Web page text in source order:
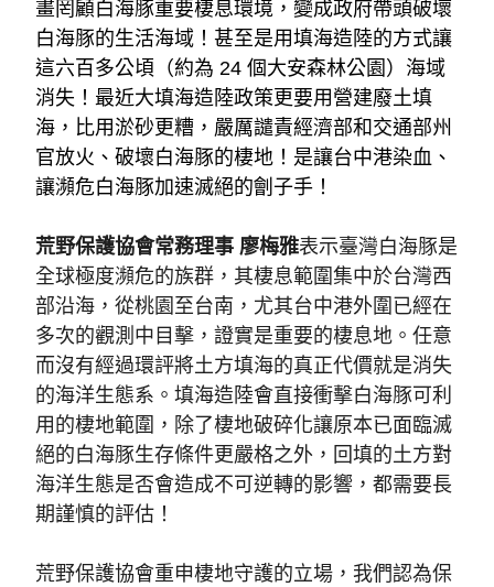
畫罔顧白海豚重要棲息環境，變成政府帶頭破壞
白海豚的生活海域！甚至是用填海造陸的方式讓
這六百多公頃（約為 24 個大安森林公園）海域
消失！最近大填海造陸政策更要用營建廢土填
海，比用淤砂更糟，嚴厲譴責經濟部和交通部州
官放火、破壞白海豚的棲地！是讓台中港染血、
讓瀕危白海豚加速滅絕的劊子手！
荒野保護協會常務理事 廖梅雅表示臺灣白海豚是
全球極度瀕危的族群，其棲息範圍集中於台灣西
部沿海，從桃園至台南，尤其台中港外圍已經在
多次的觀測中目擊，證實是重要的棲息地。任意
而沒有經過環評將土方填海的真正代價就是消失
的海洋生態系。填海造陸會直接衝擊白海豚可利
用的棲地範圍，除了棲地破碎化讓原本已面臨滅
絕的白海豚生存條件更嚴格之外，回填的土方對
海洋生態是否會造成不可逆轉的影響，都需要長
期謹慎的評估！
荒野保護協會重申棲地守護的立場，我們認為保